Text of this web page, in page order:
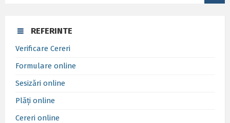
REFERINTE
Verificare Cereri
Formulare online
Sesizări online
Plăți online
Cereri online